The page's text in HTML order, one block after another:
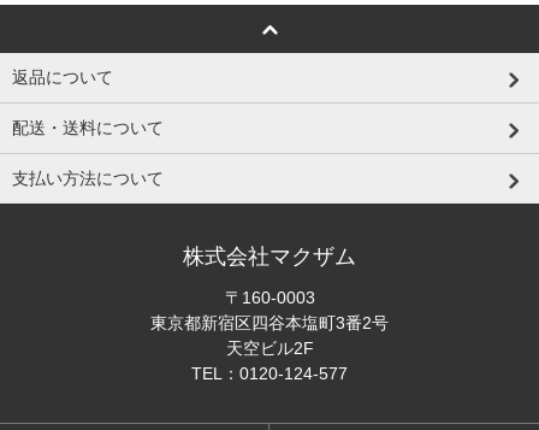
返品について
配送・送料について
支払い方法について
株式会社マクザム
〒160-0003
東京都新宿区四谷本塩町3番2号
天空ビル2F
TEL：0120-124-577